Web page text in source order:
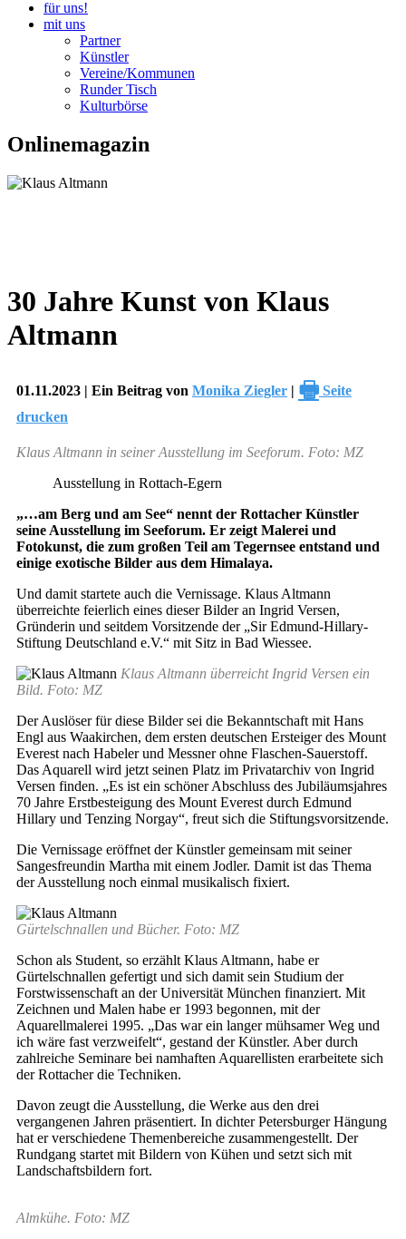
für uns!
mit uns
Partner
Künstler
Vereine/Kommunen
Runder Tisch
Kulturbörse
Onlinemagazin
30 Jahre Kunst von Klaus
Altmann
01.11.2023 | Ein Beitrag von Monika Ziegler | 🖶 Seite
drucken
Klaus Altmann in seiner Ausstellung im Seeforum. Foto: MZ
Ausstellung in Rottach-Egern
„…am Berg und am See“ nennt der Rottacher Künstler
seine Ausstellung im Seeforum. Er zeigt Malerei und
Fotokunst, die zum großen Teil am Tegernsee entstand und
einige exotische Bilder aus dem Himalaya.
Und damit startete auch die Vernissage. Klaus Altmann
überreichte feierlich eines dieser Bilder an Ingrid Versen,
Gründerin und seitdem Vorsitzende der „Sir Edmund-Hillary-
Stiftung Deutschland e.V.“ mit Sitz in Bad Wiessee.
Klaus Altmann überreicht Ingrid Versen ein
Bild. Foto: MZ
Der Auslöser für diese Bilder sei die Bekanntschaft mit Hans
Engl aus Waakirchen, dem ersten deutschen Ersteiger des Mount
Everest nach Habeler und Messner ohne Flaschen-Sauerstoff.
Das Aquarell wird jetzt seinen Platz im Privatarchiv von Ingrid
Versen finden. „Es ist ein schöner Abschluss des Jubiläumsjahres
70 Jahre Erstbesteigung des Mount Everest durch Edmund
Hillary und Tenzing Norgay“, freut sich die Stiftungsvorsitzende.
Die Vernissage eröffnet der Künstler gemeinsam mit seiner
Sangesfreundin Martha mit einem Jodler. Damit ist das Thema
der Ausstellung noch einmal musikalisch fixiert.
Gürtelschnallen und Bücher. Foto: MZ
Schon als Student, so erzählt Klaus Altmann, habe er
Gürtelschnallen gefertigt und sich damit sein Studium der
Forstwissenschaft an der Universität München finanziert. Mit
Zeichnen und Malen habe er 1993 begonnen, mit der
Aquarellmalerei 1995. „Das war ein langer mühsamer Weg und
ich wäre fast verzweifelt“, gestand der Künstler. Aber durch
zahlreiche Seminare bei namhaften Aquarellisten erarbeitete sich
der Rottacher die Techniken.
Davon zeugt die Ausstellung, die Werke aus den drei
vergangenen Jahren präsentiert. In dichter Petersburger Hängung
hat er verschiedene Themenbereiche zusammengestellt. Der
Rundgang startet mit Bildern von Kühen und setzt sich mit
Landschaftsbildern fort.
Almkühe. Foto: MZ